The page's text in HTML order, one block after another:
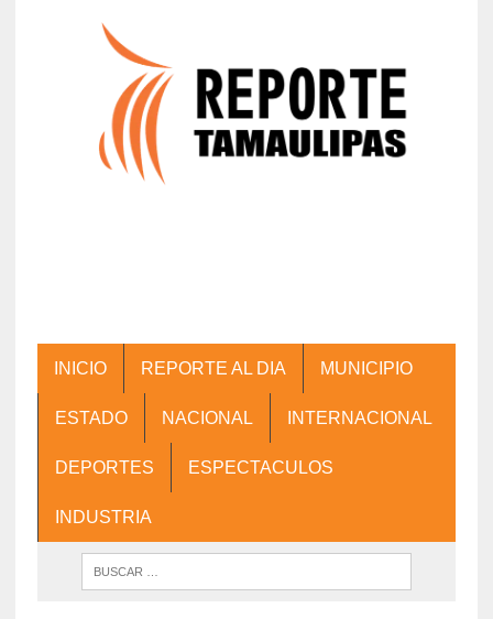
INICIO REPORTE AL DIA MUNICIPIO
ESTADO NACIONAL INTERNACIONAL
DEPORTES ESPECTACULOS
INDUSTRIA